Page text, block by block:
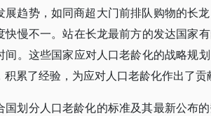
展趋势，如同商超大门前排队购物的长
快慢不一。站在长龙最前方的发达国家
间。这些国家应对人口老龄化的战略规
累了经验，为应对人口老龄化作出了贡
国划分人口老龄化的标准及其最新公布